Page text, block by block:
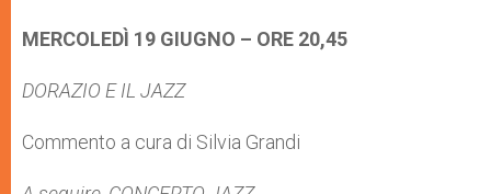
MERCOLEDÌ 19 GIUGNO – ORE 20,45
DORAZIO E IL JAZZ
Commento a cura di Silvia Grandi